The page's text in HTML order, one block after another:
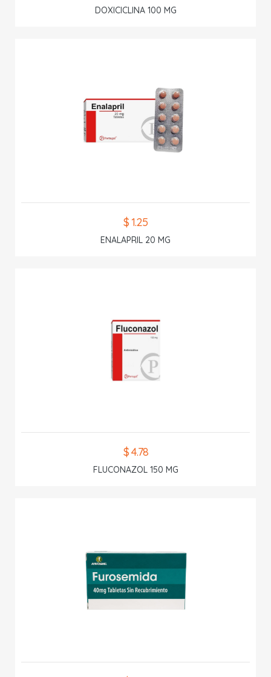
DOXICICLINA 100 MG
$ 1.25
ENALAPRIL 20 MG
$ 4.78
FLUCONAZOL 150 MG